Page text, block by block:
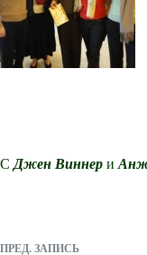
С Джен Виннер и
ПРЕД. ЗАПИСЬ